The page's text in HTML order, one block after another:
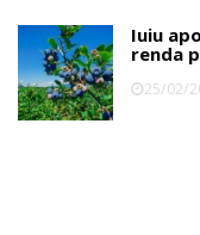
Iuiu
renda
25/02/